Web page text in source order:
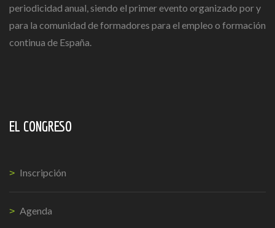
periodicidad anual, siendo el primer evento organizado por y
para la comunidad de formadores para el empleo o formación
continua de España.
EL CONGRESO
Inscripción
Agenda